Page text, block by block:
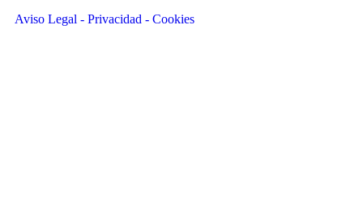
Aviso Legal - Privacidad - Cookies